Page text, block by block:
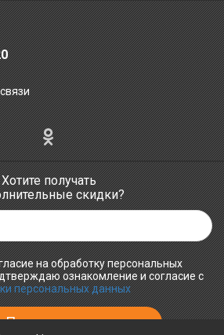
Хотите получать
скидки?
на обработку персональных
ознакомление и согласие с
персональных данных